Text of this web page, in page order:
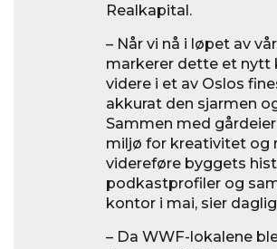
Realkapital.
– Når vi nå i løpet av
markerer dette et nytt
videre i et av Oslos
akkurat den sjarmen
Sammen med
miljø for kreativitet og
videreføre byggets
podkastprofiler og
kontor i mai, sier
– Da WWF-lokalene